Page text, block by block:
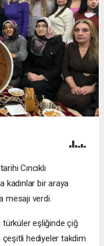
Cıncıklı
kadınlar bir araya
mesajı verdi.
türküler eşliğinde çiğ
hediyeler takdim